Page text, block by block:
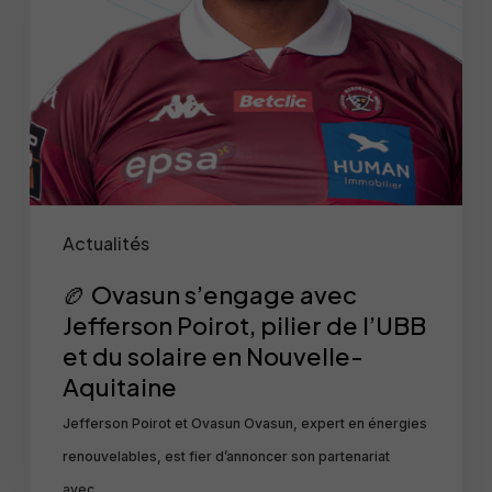
Actualités
Poirot,
pilier
de
l’UBB
et
solaire
Nouvelle-
Aquitaine
🏉 Ovasun s’engage avec
Jefferson Poirot, pilier de l’UBB
et du solaire en Nouvelle-
Aquitaine
Jefferson Poirot et Ovasun Ovasun, expert en énergies
renouvelables, est fier d’annoncer son partenariat